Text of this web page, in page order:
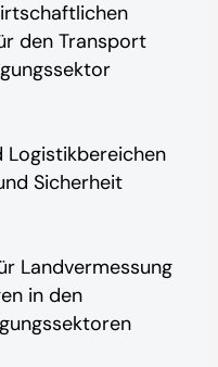
den Transport
Sicherheit
Landvermessung
in den